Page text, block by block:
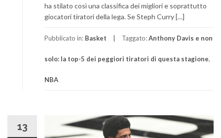
ha stilato così una classifica dei migliori e soprattutto
giocatori tiratori della lega. Se Steph Curry […]
Pubblicato in: Basket Taggato:Anthony Davis e non
solo: la top-5 dei peggiori tiratori di questa stagione,
NBA
13